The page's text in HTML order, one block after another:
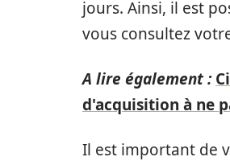
jours. Ainsi, il est
vous consultez
A lire également :
d'acquisition à ne
Il est important de